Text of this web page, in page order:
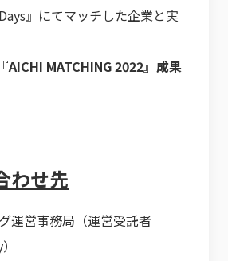
』にてマッチした企業と実
『AICHI MATCHING 2022』成果
わせ先
運営事務局（運営受託者